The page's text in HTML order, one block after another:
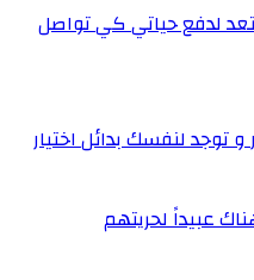
لدفع حياتي كي تواصل
توجد لنفسك بدائل اختيار
عبيداً لحريتهم